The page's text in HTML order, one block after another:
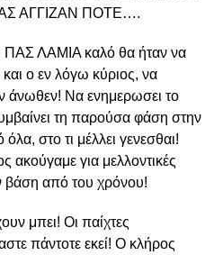
ΑΓΓΙΖΑΝ ΠΟΤΕ….
ΠΑΣ ΛΑΜΙΑ καλό θα ήταν να
ο εν λόγω κύριος, να
άνωθεν! Να ενημερωσει το
τη παρούσα φάση στην
στο τι μέλλει γενεσθαι!
ακούγαμε για μελλοντικές
βάση από του χρόνου!
μπει! Οι παίχτες
πάντοτε εκεί! Ο κλήρος